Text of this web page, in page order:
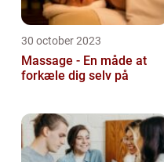
30 october 2023
Massage - En måde at
forkæle dig selv på